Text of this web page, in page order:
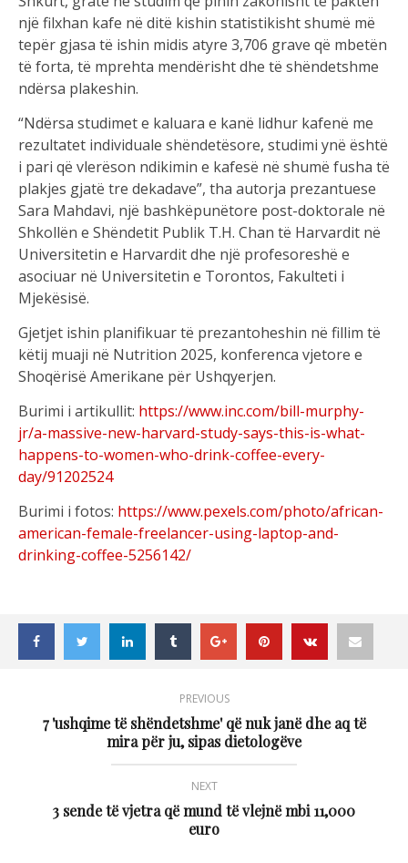
një filxhan kafe në ditë kishin statistikisht shumë më
tepër gjasa të ishin midis atyre 3,706 grave që mbetën
të forta, të mprehta mendërisht dhe të shëndetshme
ndërsa plakeshin.
“Ndërsa studimet e kaluara e kanë lidhur kafenë me
rezultatet individuale shëndetësore, studimi ynë është
i pari që vlerëson ndikimin e kafesë në shumë fusha të
plakjes gjatë tre dekadave”, tha autorja prezantuese
Sara Mahdavi, një bashkëpunëtore post-doktorale në
Shkollën e Shëndetit Publik T.H. Chan të Harvardit në
Universitetin e Harvardit dhe një profesoreshë e
asociuar në Universitetin e Torontos, Fakulteti i
Mjekësisë.
Gjetjet ishin planifikuar të prezantoheshin në fillim të
këtij muaji në Nutrition 2025, konferenca vjetore e
Shoqërisë Amerikane për Ushqyerjen.
Burimi i artikullit: https://www.inc.com/bill-murphy-
jr/a-massive-new-harvard-study-says-this-is-what-
happens-to-women-who-drink-coffee-every-
day/91202524
Burimi i fotos: https://www.pexels.com/photo/african-
american-female-freelancer-using-laptop-and-
drinking-coffee-5256142/
PREVIOUS
7 'ushqime të shëndetshme' që nuk janë dhe aq të
mira për ju, sipas dietologëve
NEXT
3 sende të vjetra që mund të vlejnë mbi 11,000
euro